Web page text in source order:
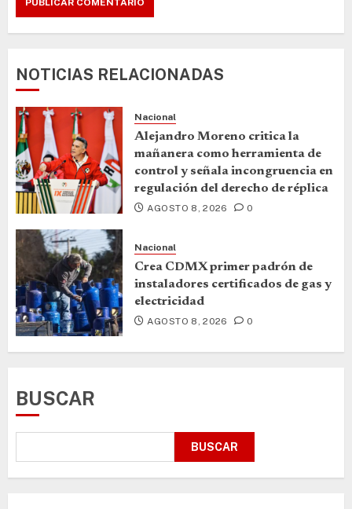
NOTICIAS RELACIONADAS
Nacional
Alejandro Moreno critica la
mañanera como herramienta de
control y señala incongruencia en
regulación del derecho de réplica
AGOSTO 8, 2026 0
Nacional
Crea CDMX primer padrón de
instaladores certificados de gas y
electricidad
AGOSTO 8, 2026 0
BUSCAR
BUSCAR